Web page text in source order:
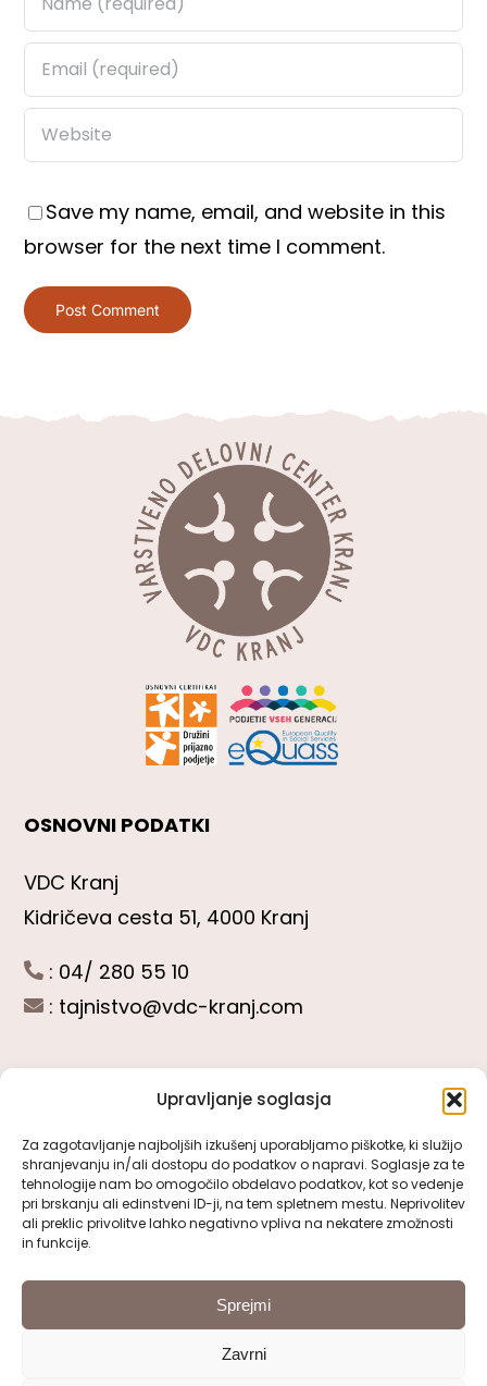
Upravljanje soglasja
Za zagotavljanje najboljših izkušenj uporabljamo piškotke, ki služijo
shranjevanju in/ali dostopu do podatkov o napravi. Soglasje za te
tehnologije nam bo omogočilo obdelavo podatkov, kot so vedenje
pri brskanju ali edinstveni ID-ji, na tem spletnem mestu. Neprivolitev
ali preklic privolitve lahko negativno vpliva na nekatere zmožnosti
in funkcije.
Sprejmi
Zavrni
Save my name, email, and website in this
browser for the next time I comment.
OSNOVNI PODATKI
VDC Kranj
Kidričeva cesta 51, 4000 Kranj
: 04/ 280 55 10
: tajnistvo@vdc-kranj.com
Toggle
Navigation
Predstavitev VDC Kranj
SLEDITE NAM